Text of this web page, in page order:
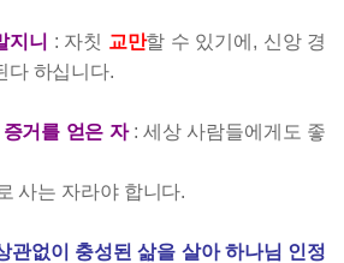
지니 : 자칫 교만할 수 있기에, 신앙 경
다 하십니다.
거를 얻은 자: 세상 사람들에게도 좋
사는 자라야 합니다.
관없이 충성된 삶을 살아 하나님 인정